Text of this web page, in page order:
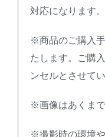
対応になります。
※商品のご購入
たします。ご購
ンセルとさせて
※画像はあくま
※撮影時の環境